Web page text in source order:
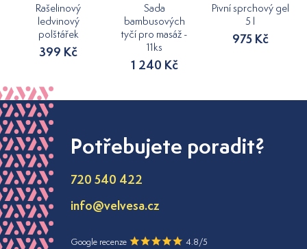
Rašelinový
ledvinový
polštářek
399 Kč
Sada
bambusových
tyčí pro masáž -
11ks
1 240 Kč
Pivní sprchový gel
5 l
975 Kč
Potřebujete poradit?
720 540 422
info@velvesa.cz
Google recenze 4.8/5